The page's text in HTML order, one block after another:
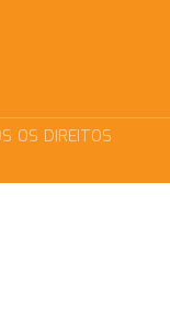
OS DIREITOS